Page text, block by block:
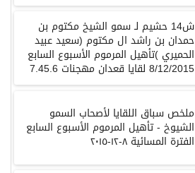
ش14 حشيم لـ سمو الشيخ مكتوم بن
حمدان بن راشد ال مكتوم (سعيد عبيد
الحميري )تأهيل المرموم الأسبوع السابع
8/12/2015 لقايا قعدان مهجنات 7.45.6
ملخص سباق اللقايا لأصحاب السمو
الشيوخ - تأهيل المرموم الأسبوع السابع
الفترة المسائية ٨-١٢-٢٠١٥